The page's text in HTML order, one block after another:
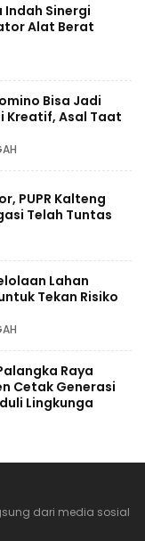
Indah Sinergi
Alat Berat
Bisa Jadi
Kreatif, Asal Taat
PUPR Kalteng
Telah Tuntas
Lahan
Tekan Risiko
Raya
Cetak Generasi
Lingkunga
dari media sosial